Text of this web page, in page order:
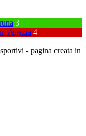
3
Venezia 4
- pagina creata in